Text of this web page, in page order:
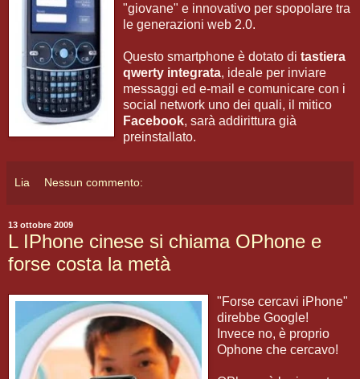
"giovane" e innovativo per spopolare tra
le generazioni web 2.0.
Questo smartphone è dotato di tastiera
qwerty integrata, ideale per inviare
messaggi ed e-mail e comunicare con i
social network uno dei quali, il mitico
Facebook, sarà addirittura già
preinstallato.
Lia Nessun commento:
13 ottobre 2009
L IPhone cinese si chiama OPhone e
forse costa la metà
"Forse cercavi iPhone"
direbbe Google!
Invece no, è proprio
Ophone che cercavo!